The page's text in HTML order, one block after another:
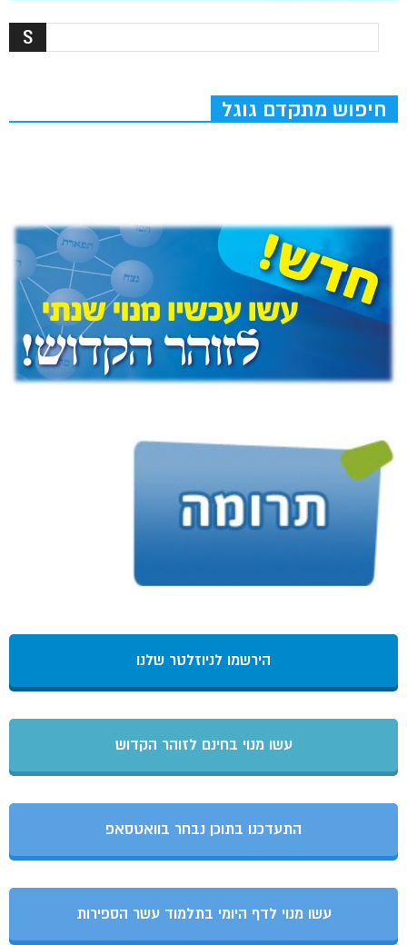
חיפוש מתקדם גוגל
הירשמו לניוזלטר שלנו
עשו מנוי בחינם לזוהר הקדוש
התעדכנו בתוכן נבחר בוואטסאפ
עשו מנוי לדף היומי בתלמוד עשר הספירות